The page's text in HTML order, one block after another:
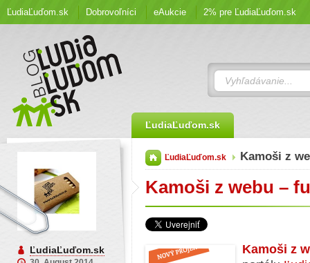
ĽudiaĽuďom.sk Dobrovoľníci eAukcie 2% pre ĽudiaĽuďom.sk
ĽudiaĽuďom.sk
ĽudiaĽuďom.sk
ĽudiaĽuďom.sk Kamoši z
Kamoši z webu –
Kamoši z